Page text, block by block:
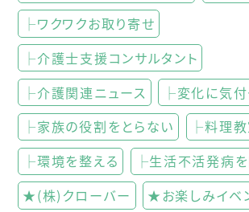
├ワクワクお取り寄せ
├介護士支援コンサルタント
├介護関連ニュース
├変化に気付
├家族の役割をとらない
├料理教
├環境を整える
├生活不活発病を
★(株)クローバー
★お楽しみイベ